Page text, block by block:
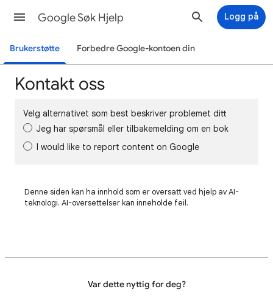
Google Søk Hjelp Logg på
Brukerstøtte Forbedre Google-kontoen din
Kontakt oss
Velg alternativet som best beskriver problemet ditt
Jeg har spørsmål eller tilbakemelding om en bok
I would like to report content on Google
Denne siden kan ha innhold som er oversatt ved hjelp av AI-
teknologi. AI-oversettelser kan inneholde feil.
Var dette nyttig for deg?